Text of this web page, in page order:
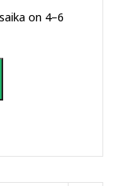
on 4–6